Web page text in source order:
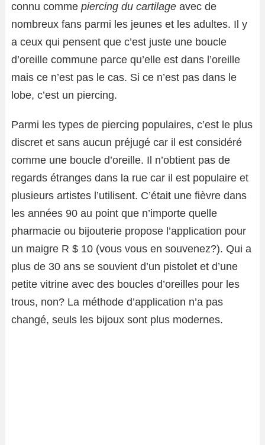
connu comme piercing du cartilage avec de
nombreux fans parmi les jeunes et les adultes. Il y
a ceux qui pensent que c’est juste une boucle
d’oreille commune parce qu’elle est dans l’oreille
mais ce n’est pas le cas. Si ce n’est pas dans le
lobe, c’est un piercing.
Parmi les types de piercing populaires, c’est le plus
discret et sans aucun préjugé car il est considéré
comme une boucle d’oreille. Il n’obtient pas de
regards étranges dans la rue car il est populaire et
plusieurs artistes l’utilisent. C’était une fièvre dans
les années 90 au point que n’importe quelle
pharmacie ou bijouterie propose l’application pour
un maigre R $ 10 (vous vous en souvenez?). Qui a
plus de 30 ans se souvient d’un pistolet et d’une
petite vitrine avec des boucles d’oreilles pour les
trous, non? La méthode d’application n’a pas
changé, seuls les bijoux sont plus modernes.